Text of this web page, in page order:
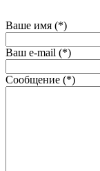
Ваше имя (*)
Ваш e-mail (*)
Сообщение (*)